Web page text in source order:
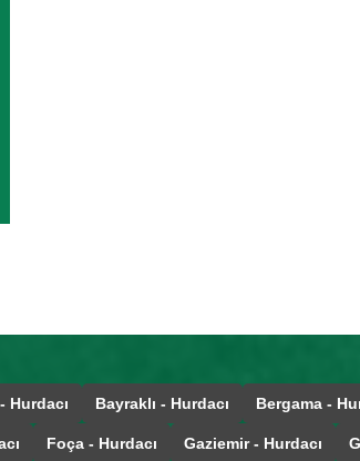
Hurdacı Bayraklı - Hurdacı Bergama -
Foça - Hurdacı Gaziemir - Hurdacı